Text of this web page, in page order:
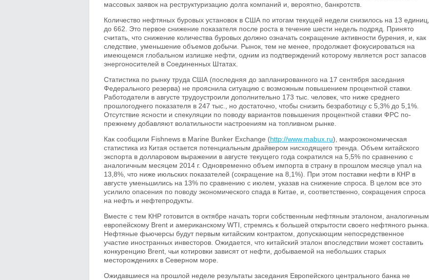
массовых заявок на реструктуризацию долга компаний и, вероятно, банкротств.
Количество нефтяных буровых установок в США по итогам текущей недели снизилось на 13 единиц,
до 662. Это первое снижение показателя после роста в течение шести недель подряд. Принято
считать, что снижение количества буровых должно означать сокращение активности бурения, и, как
следствие, уменьшение объемов добычи. Рынок, тем не менее, продолжает фокусироваться на
имеющемся глобальном излишке нефти, одним из подтверждений которому является рост запасов
энергоносителей в Соединенных Штатах.
Статистика по рынку труда США (последняя до запланированного на 17 сентября заседания
Федерального резерва) не прояснила ситуацию с возможным повышением процентной ставки.
Работодатели в августе трудоустроили дополнительно 173 тыс. человек, что ниже среднего
прошлогоднего показателя в 247 тыс., но достаточно, чтобы снизить безработицу с 5,3% до 5,1%.
Отсутствие ясности и спекуляции по поводу вариантов повышения процентной ставки ФРС по-
прежнему добавляют волатильности настроениям на топливном рынке.
Как сообщили Fishnews в Marine Bunker Exchange (http://www.mabux.ru), макроэкономическая
статистика из Китая остается потенциальным драйвером нисходящего тренда. Объем китайского
экспорта в долларовом выражении в августе текущего года сократился на 5,5% по сравнению с
аналогичным месяцем 2014 г. Одновременно объем импорта в страну в прошлом месяце упал на
13,8%, что ниже июльских показателей (сокращение на 8,1%). При этом поставки нефти в КНР в
августе уменьшились на 13% по сравнению с июлем, указав на снижение спроса. В целом все это
усилило опасения по поводу экономического спада в Китае, и, соответственно, сокращения спроса
на нефть и нефтепродукты.
Вместе с тем КНР готовится в октябре начать торги собственным нефтяным эталоном, аналогичным
европейскому Brent и американскому WTI, стремясь к большей открытости своего нефтяного рынка.
Нефтяные фьючерсы будут первым китайским контрактом, допускающим непосредственное
участие иностранных инвесторов. Ожидается, что китайский эталон впоследствии может составить
конкуренцию Brent, чьи котировки зависят от нефти, добываемой на небольших старых
месторождениях в Северном море.
Ожидавшиеся на прошлой неделе результаты заседания Европейского центрального банка не